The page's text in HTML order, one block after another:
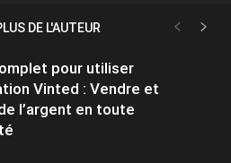
DE L'AUTEUR
pour utiliser
Vinted : Vendre et
l’argent en toute